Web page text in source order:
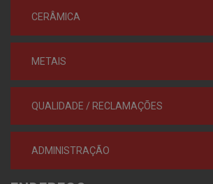
CERÂMICA
METAIS
QUALIDADE / RECLAMAÇÕES
ADMINISTRAÇÃO